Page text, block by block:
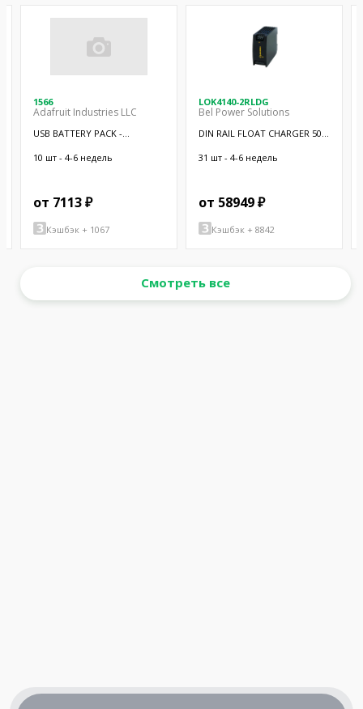
1566
Adafruit Industries LLC
USB BATTERY PACK -
10 шт - 4-6 недель
от 7113 ₽
Кэшбэк + 1067
LOK4140-2RLDG
Bel Power Solutions
DIN RAIL FLOAT CHARGER 50W
31 шт - 4-6 недель
от 58949 ₽
Кэшбэк + 8842
Смотреть все